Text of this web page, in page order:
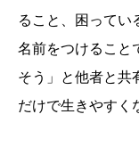
ること、困ってい
名前をつけること
そう」と他者と共
だけで生きやすく